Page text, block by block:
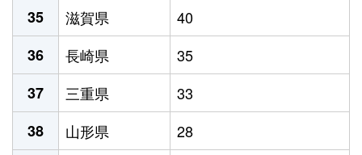
35
滋賀県
40
36
長崎県
35
37
三重県
33
38
山形県 28